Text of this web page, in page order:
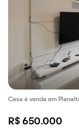
Casa à venda em
R$ 650.000